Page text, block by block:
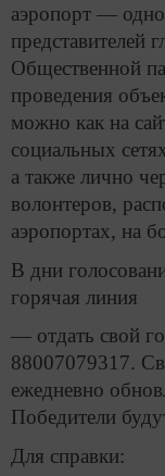
аэропорт —
представителей
Общественной
проведения
можно как на
социальных
а также лично
волонтеров,
аэропортах, на
В дни
горячая линия
— отдать свой
88007079317.
ежедневно
Победители
Для справки: